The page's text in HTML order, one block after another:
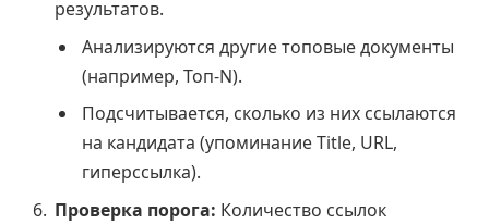
результатов.
Анализируются другие топовые документы
(например, Топ-N).
Подсчитывается, сколько из них ссылаются
на кандидата (упоминание Title, URL,
гиперссылка).
Проверка порога: Количество ссылок